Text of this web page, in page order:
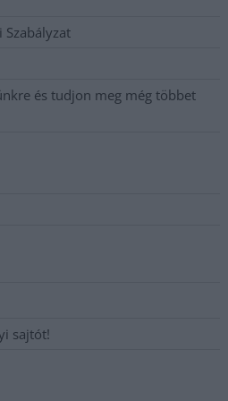
Szabályzat
és tudjon meg még többet
sajtót!